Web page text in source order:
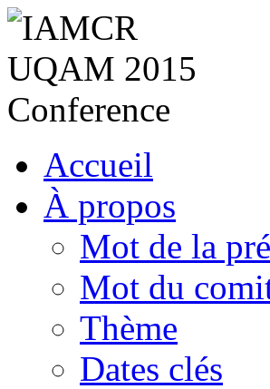
Accueil
À propos
Mot de la
Mot du
Thème
Dates clés